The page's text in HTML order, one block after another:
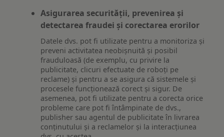
Asigurarea securității, prevenirea și
detectarea fraudei și corectarea erorilor
Datele dvs. pot fi utilizate pentru a monitoriza și
preveni activitatea neobișnuită și posibil
frauduloasă (de exemplu, cu privire la
publicitate, clicuri efectuate de roboți pe
reclame) și pentru a se asigura că sistemele și
procesele funcționează corect și sigur. De
asemenea, pot fi utilizate pentru a corecta orice
probleme care pot fi întâmpinate de dvs.,
publisher sau agentul de publicitate în livrarea
conținutului și a reclamelor și la interacțiunea